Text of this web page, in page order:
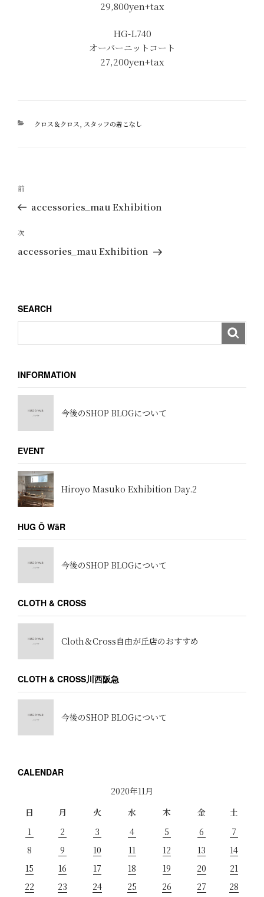
29,800yen+tax
HG-L740
オーバーニットコート
27,200yen+tax
カ
クロス＆クロス スタッフの着こなし
投
ナ
ビ
ゲ
ン
過
去
投
前
accessories_mau Exhibition
次
の
次
accessories_mau Exhibition
SEARCH
INFORMATION
今後のSHOP BLOGについて
EVENT
Hiroyo Masuko Exhibition Day.2
HUG Ō WäR
今後のSHOP BLOGについて
CLOTH & CROSS
Cloth＆Cross自由が丘店のおすすめ
CLOTH & CROSS川西阪急
今後のSHOP BLOGについて
CALENDAR
2020年11月
日
月 火 水 木 金
土
1
2 3 4 5 6
7
8
9 10 11 12 13
14
15
16 17 18 19 20
21
22
23 24 25 26 27
28